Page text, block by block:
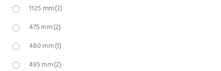
1125 mm(3)
475 mm(2)
480 mm(1)
495 mm(2)